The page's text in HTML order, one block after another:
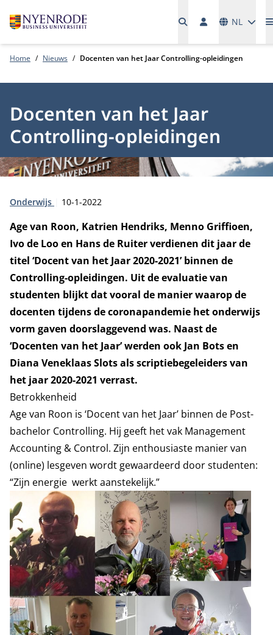
NL
Home Nieuws Docenten van het Jaar Controlling-opleidingen
Docenten van het Jaar
Controlling-opleidingen
Type:
Onderwijs Publicatiedatum:
10-1-2022
Age van Roon, Katrien Hendriks, Menno Griffioen,
Ivo de Loo en Hans de Ruiter verdienen dit jaar de
titel ‘Docent van het Jaar 2020-2021’ binnen de
Controlling-opleidingen. Uit de evaluatie van
studenten blijkt dat vooral de manier waarop de
docenten tijdens de coronapandemie het onderwijs
vorm gaven doorslaggevend was. Naast de
‘Docenten van het Jaar’ werden ook Jan Bots en
Diana Veneklaas Slots als scriptiebegeleiders van
het jaar 2020-2021 verrast.
Betrokkenheid
Age van Roon is ‘Docent van het Jaar’ binnen de Post-
bachelor Controlling. Hij geeft het vak Management
Accounting & Control. Zijn enthousiaste manier van
(online) lesgeven wordt gewaardeerd door studenten:
“Zijn energie werkt aanstekelijk.”